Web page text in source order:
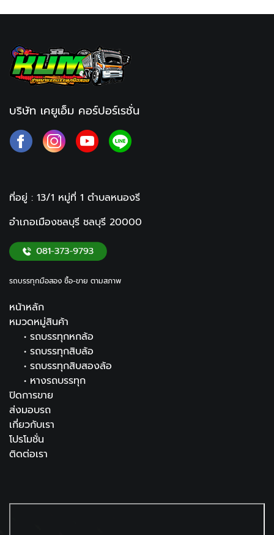
บริษัท เคยูเอ็ม คอร์ปอร์เรชั่น
ที่อยู่ : 13/1 หมู่ที่ 1 ตำบลหนองรี
อำเภอเมืองชลบุรี ชลบุรี 20000
รถบรรทุกมือสอง ซื้อ-ขาย ตามสภาพ
หน้าหลัก
หมวดหมู่สินค้า
• รถบรรทุกหกล้อ
• รถบรรทุกสิบล้อ
• รถบรรทุกสิบสองล้อ
• หางรถบรรทุก
ปิดการขาย
ส่งมอบรถ
เกี่ยวกับเรา
โปรโมชั่น
ติดต่อเรา